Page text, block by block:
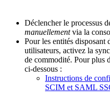
Déclencher le processus
manuellementvia la
Pour les entités disposant
utilisateurs, activez la
de commodité. Pour plus
ci-dessous :
Instructions de
SCIM et SAML